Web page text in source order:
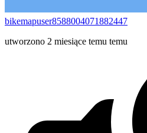
bikemapuser8588004071882447
utworzono 2 miesiące temu temu